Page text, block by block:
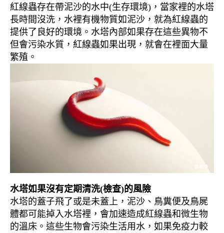
紅線蟲存在帶泥沙的水中(生存環境)，當家裡的水塔
長時間沒洗，水裡有機物質如泥沙，就為紅線蟲的
提供了良好的環境。水塔內部如果存在這些異物不
但會污染水質，紅線蟲如果出現，就會在裡面大量
繁殖。
水塔如果沒有定期清洗(檢查)的風險
水塔的蓋子飛了或是未蓋上，泥沙、鳥糞便及鳥屍
體都可能掉入水塔裡，會加速造成紅線蟲和微生物
的溫床。這些生物會污染生活用水，如果免疫力較